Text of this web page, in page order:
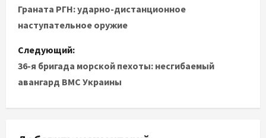
а
и
г
а
Граната РГН: ударно-дистанционное
наступательное оружие
Следующий:
36-я бригада морской пехоты: несгибаемый
авангард ВМС Украины